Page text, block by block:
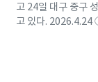
고 24일 대구 중구
고 있다. 2026.4.24